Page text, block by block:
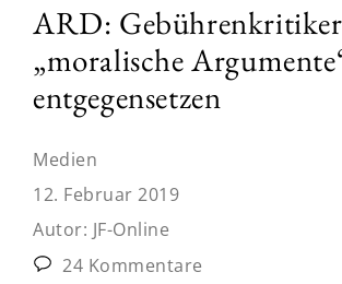
ARD:
„moralische
entgegensetzen
Medien
12. Februar 2019
Autor: JF-Online
24 Kommentare